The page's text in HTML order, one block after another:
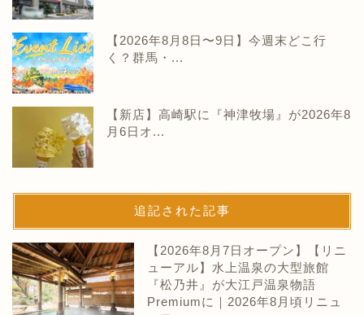
【2026年8月8日〜9日】今週末どこ行
く？群馬・...
【新店】高崎駅に『神津牧場』が2026年8
月6日オ...
追記された記事
【2026年8月7日オープン】【リニ
ューアル】水上温泉の大型旅館
『松乃井』が大江戸温泉物語
Premiumに｜2026年8月頃リニュ